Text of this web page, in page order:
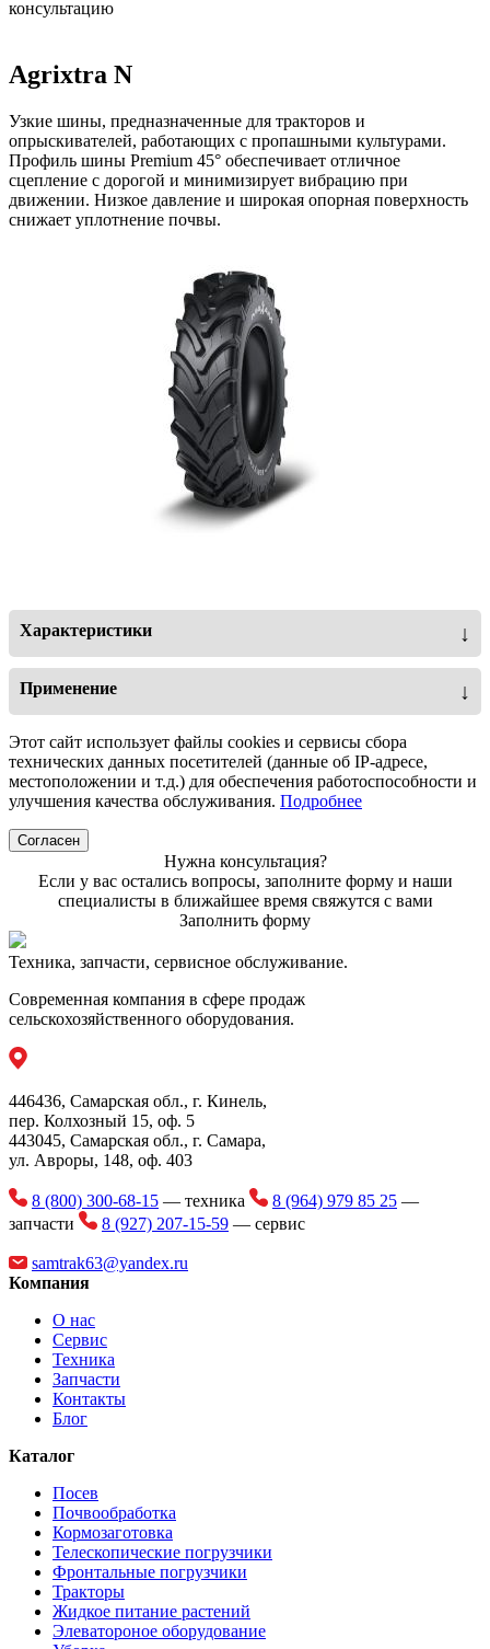
консультацию
Agrixtra N
Узкие шины, предназначенные для тракторов и
опрыскивателей, работающих с пропашными культурами.
Профиль шины Premium 45° обеспечивает отличное
сцепление с дорогой и минимизирует вибрацию при
движении. Низкое давление и широкая опорная поверхность
снижает уплотнение почвы.
Характеристики ↓
Радиальная конструкция шин
производительности в полевых условиях
Низкое давление для снижения до минимума
воздействия на почву
Для производства шин используется
Применение ↓
Этот сайт использует файлы cookies и сервисы сбора
технических данных посетителей (данные об IP-адресе,
местоположении и т.д.) для обеспечения работоспособности и
улучшения качества обслуживания. Подробнее
Согласен
Нужна консультация?
Если у вас остались вопросы, заполните форму и наши
специалисты в ближайшее время свяжутся с вами
Заполнить форму
Техника, запчасти, сервисное обслуживание.
Современная компания в сфере продаж
сельскохозяйственного оборудования.
446436, Самарская обл., г. Кинель,
пер. Колхозный 15, оф. 5
443045, Самарская обл., г. Самара,
ул. Авроры, 148, оф. 403
8 (800) 300-68-15 — техника 8 (964) 979 85 25 —
запчасти
8 (927) 207-15-59 — сервис
samtrak63@yandex.ru
Компания
О нас
Сервис
Техника
Запчасти
Контакты
Блог
Каталог
Посев
Почвообработка
Кормозаготовка
Телескопические погрузчики
Фронтальные погрузчики
Тракторы
Жидкое питание растений
Элеватороное оборудование